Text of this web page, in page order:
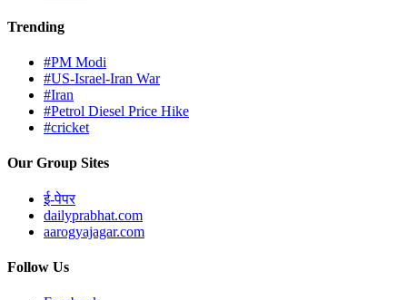
Trending
#PM Modi
#US-Israel-Iran War
#Iran
#Petrol Diesel Price Hike
#cricket
Our Group Sites
ई-पेपर
dailyprabhat.com
aarogyajagar.com
Follow Us